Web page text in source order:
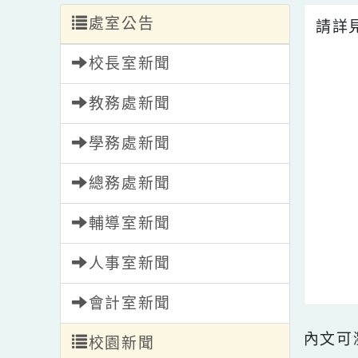
處室公告
校長室新聞
學務處新聞
總務處新聞
輔導室新聞
人事室新聞
會計室新聞